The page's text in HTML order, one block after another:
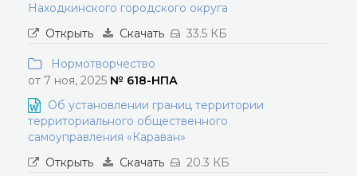
Находкинского городского округа
Открыть
Скачать 33.5 КБ
Нормотворчество
от 7 ноя, 2025 № 618-НПА
Об установлении границ территории
территориального общественного
самоуправления «Караван»
Открыть
Скачать 20.3 КБ